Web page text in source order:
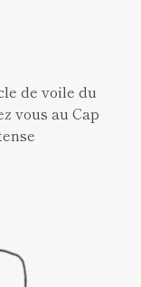
de voile du
vous au Cap